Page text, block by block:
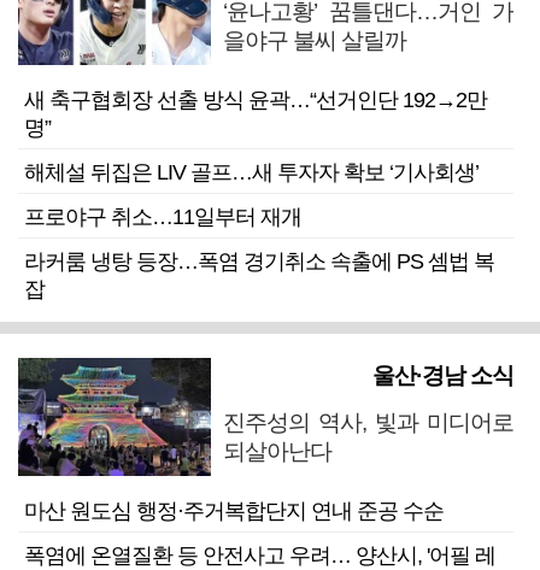
‘윤나고황’ 꿈틀댄다…거인 가
을야구 불씨 살릴까
새 축구협회장 선출 방식 윤곽…“선거인단 192→2만
명”
해체설 뒤집은 LIV 골프…새 투자자 확보 ‘기사회생’
프로야구 취소…11일부터 재개
라커룸 냉탕 등장…폭염 경기취소 속출에 PS 셈법 복
잡
울산·경남 소식
진주성의 역사, 빛과 미디어로
되살아난다
마산 원도심 행정·주거복합단지 연내 준공 수순
폭염에 온열질환 등 안전사고 우려… 양산시, '어필 레